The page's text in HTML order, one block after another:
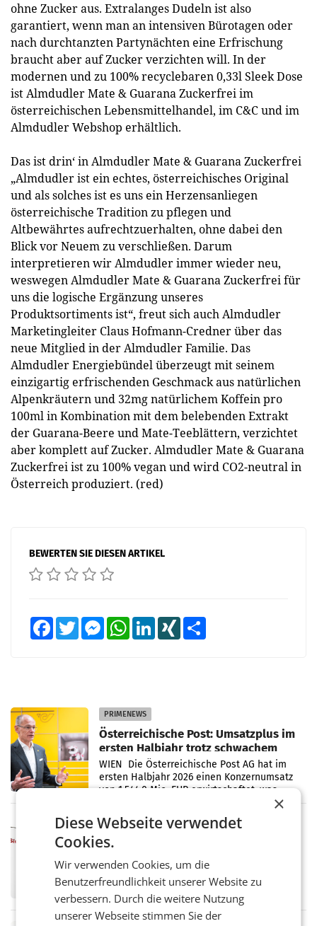
ohne Zucker aus. Extralanges Dudeln ist also
garantiert, wenn man an intensiven Bürotagen oder
nach durchtanzten Partynächten eine Erfrischung
braucht aber auf Zucker verzichten will. In der
modernen und zu 100% recyclebaren 0,33l Sleek Dose
ist Almdudler Mate & Guarana Zuckerfrei im
österreichischen Lebensmittelhandel, im C&C und im
Almdudler Webshop erhältlich.
Das ist drin‘ in Almdudler Mate & Guarana Zuckerfrei
„Almdudler ist ein echtes, österreichisches Original
und als solches ist es uns ein Herzensanliegen
österreichische Tradition zu pflegen und
Altbewährtes aufrechtzuerhalten, ohne dabei den
Blick vor Neuem zu verschließen. Darum
interpretieren wir Almdudler immer wieder neu,
weswegen Almdudler Mate & Guarana Zuckerfrei für
uns die logische Ergänzung unseres
Produktsortiments ist“, freut sich auch Almdudler
Marketingleiter Claus Hofmann-Credner über das
neue Mitglied in der Almdudler Familie. Das
Almdudler Energiebündel überzeugt mit seinem
einzigartig erfrischenden Geschmack aus natürlichen
Alpenkräutern und 32mg natürlichem Koffein pro
100ml in Kombination mit dem belebenden Extrakt
der Guarana-Beere und Mate-Teeblättern, verzichtet
aber komplett auf Zucker. Almdudler Mate & Guarana
Zuckerfrei ist zu 100% vegan und wird CO2-neutral in
Österreich produziert. (red)
BEWERTEN SIE DIESEN ARTIKEL
FacebookTwitter MessengerWhatsAppLinkedInXING
PRIMENEWS
Österreichische Post: Umsatzplus im
ersten Halbjahr trotz schwachem
Briefgeschäft
WIEN Die Österreichische Post AG hat im
ersten Halbjahr 2026 einen Konzernumsatz
von 1.544,0 Mio. EUR erwirtschaftet, was
einem Plus von 3,8 Prozent gegenüber dem
Vergleichszeitraum
MARKETING & MEDIA
ProSiebenSat.1 spart und macht
UNTERFÖHRING/MAILAND/AMSTERDAM. Der
Fernsehkonzern ProSiebenSat.1 hat im
wieder Gewinn gemacht und die
Markterwartung deutlich übertroffen.
×
Diese Webseite verwendet
Cookies.
Wir verwenden Cookies, um die
Benutzerfreundlichkeit unserer Website zu
verbessern. Durch die weitere Nutzung
unserer Webseite stimmen Sie der